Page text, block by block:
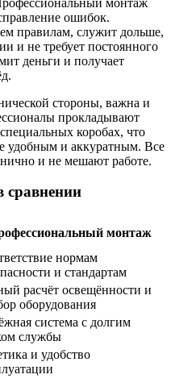
ошибок.
правилам, служит дольше,
и не требует постоянного
деньги и получает
стороны, важна и
прокладывают
коробах, что
удобным и аккуратным. Все
и не мешают работе.
сравнении
монтаж
нормам
и стандартам
расчёт освещённости и
оборудования
система с долгим
службы
и удобство